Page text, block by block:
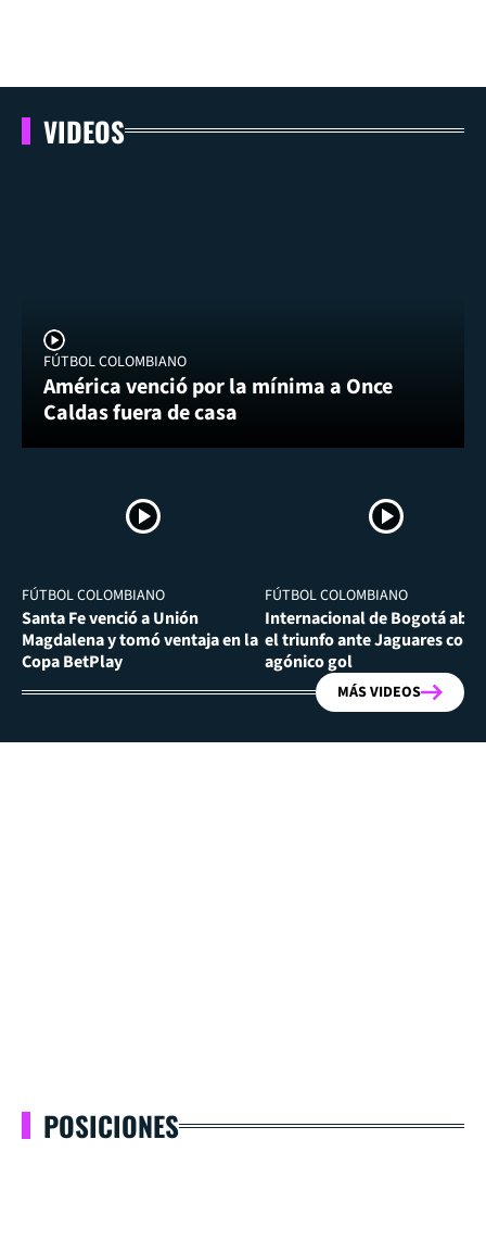
VIDEOS
FÚTBOL COLOMBIANO
América venció por la mínima a Once
Caldas fuera de casa
FÚTBOL COLOMBIANO
Santa Fe venció a Unión
Magdalena y tomó ventaja en la
Copa BetPlay
FÚTBOL COLOMBIANO
Internacional de Bogotá
el triunfo ante Jaguares con
agónico gol
MÁS VIDEOS
POSICIONES